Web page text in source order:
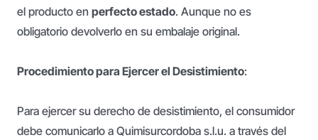
el producto en perfecto estado. Aunque no es
obligatorio devolverlo en su embalaje original.
Procedimiento para Ejercer el Desistimiento:
Para ejercer su derecho de desistimiento, el consumidor
debe comunicarlo a Quimisurcordoba s.l.u. a través del